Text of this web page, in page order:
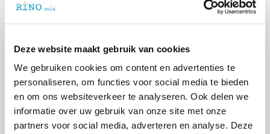
Deze website maakt gebruik van cookies
We gebruiken cookies om content en advertenties te
personaliseren, om functies voor social media te bieden
en om ons websiteverkeer te analyseren. Ook delen we
informatie over uw gebruik van onze site met onze
partners voor social media, adverteren en analyse. Deze